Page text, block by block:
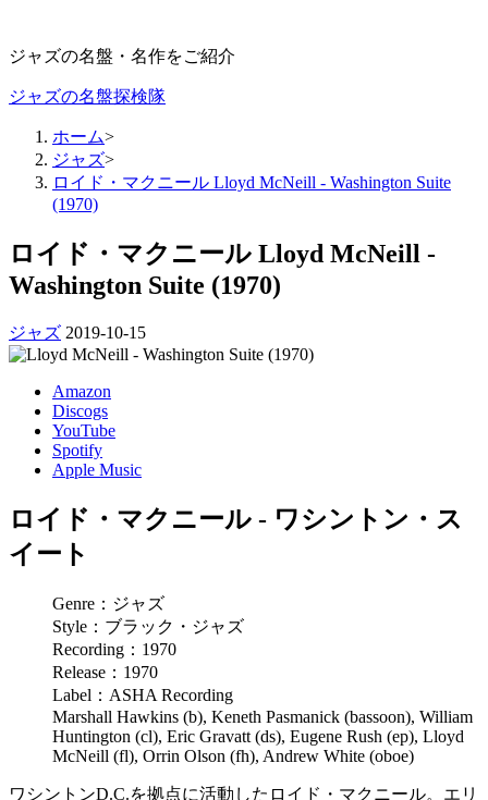
ジャズの名盤・名作をご紹介
ジャズの名盤探検隊
ホーム>
ジャズ>
ロイド・マクニール Lloyd McNeill - Washington Suite
(1970)
ロイド・マクニール Lloyd McNeill -
Washington Suite (1970)
ジャズ 2019-10-15
Amazon
Discogs
YouTube
Spotify
Apple Music
ロイド・マクニール - ワシントン・ス
イート
Genre：ジャズ
Style：ブラック・ジャズ
Recording：1970
Release：1970
Label：ASHA Recording
Marshall Hawkins (b), Keneth Pasmanick (bassoon), William
Huntington (cl), Eric Gravatt (ds), Eugene Rush (ep), Lloyd
McNeill (fl), Orrin Olson (fh), Andrew White (oboe)
ワシントンD.C.を拠点に活動したロイド・マクニール。エリ